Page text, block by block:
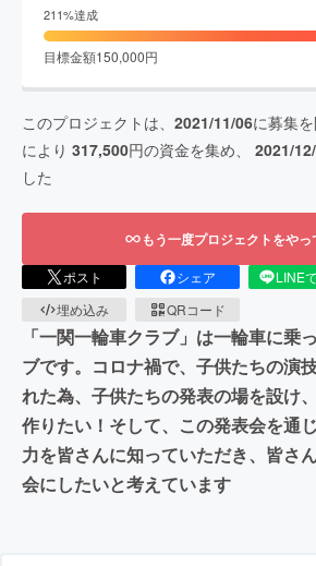
211%達成
目標金額150,000円
このプロジェクトは、 2021/11/06に募集を
により 317,500円の資金を集め、 2021/
した
もう一度プロジェクトをや
ポスト シェア LINE
埋め込み
QRコード
「一関一輪車クラブ」は一輪車に乗
ブです。コロナ禍で、子供たちの演
れた為、子供たちの発表の場を設け
作りたい！そして、この発表会を通
力を皆さんに知っていただき、皆さ
会にしたいと考えています